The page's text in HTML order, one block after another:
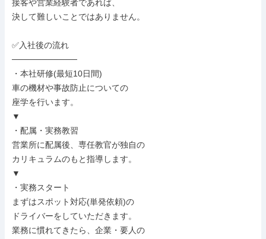
接客や営業経験者であれば、
決して難しいことではありません。
✅入社後の流れ
───────────
・本社研修(最短10日間)
車の機材や事故防止についての
座学を行います。
▼
・配属・実務教習
営業所に配属後、専任教官が独自の
カリキュラムのもと指導します。
▼
・実務スタート
まずはスポット対応(単発依頼)の
ドライバーをしていただきます。
業務に慣れてきたら、企業・要人の